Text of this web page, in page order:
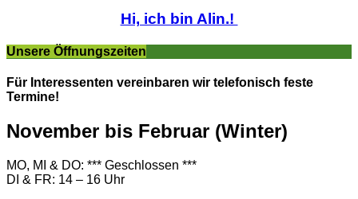
Hi, ich bin Alin.!
Unsere Öffnungszeiten
Für Interessenten vereinbaren wir telefonisch feste
Termine!
November bis Februar (Winter)
MO, MI & DO: *** Geschlossen ***
DI & FR: 14 – 16 Uhr